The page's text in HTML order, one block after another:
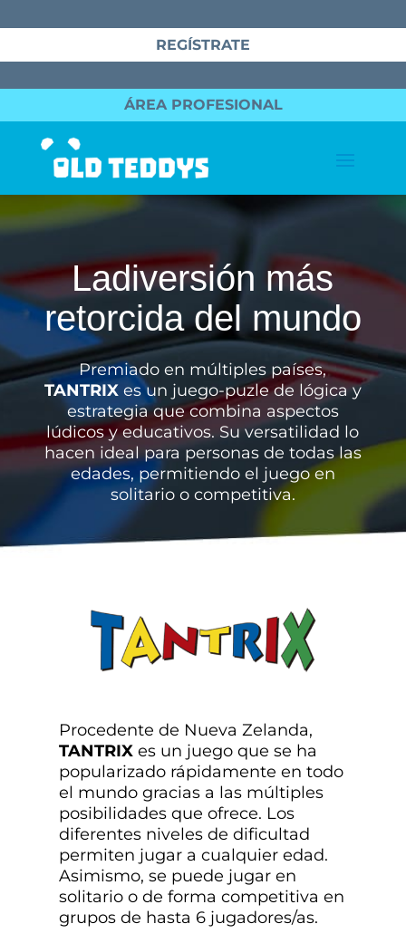
REGÍSTRATE
ÁREA PROFESIONAL
Ladiversión más
retorcida del mundo
Premiado en múltiples países,
TANTRIXes un juego-puzle de lógica y
estrategia que combina aspectos
lúdicos y educativos. Su versatilidad lo
hacen ideal para personas de todas las
edades, permitiendo el juego en
solitario o competitiva.
Procedente de Nueva Zelanda,
TANTRIXes un juego que se ha
popularizado rápidamente en todo
el mundo gracias a las múltiples
posibilidades que ofrece. Los
diferentes niveles de dificultad
permiten jugar a cualquier edad.
Asimismo, se puede jugar en
solitario o de forma competitiva en
grupos de hasta 6 jugadores/as.